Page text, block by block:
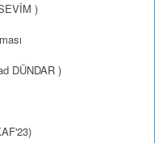
)
DÜNDAR )